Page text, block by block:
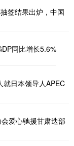
签结果出炉，中国
同比增长5.6%
就日本领导人APEC
爱心驰援甘肃迭部